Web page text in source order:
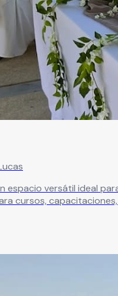
espacio versátil ideal